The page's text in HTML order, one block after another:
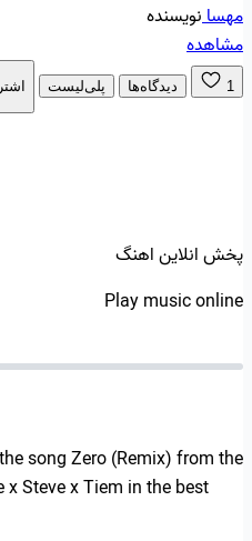
مهسانویسنده
مشاهده
1 دیدگاه‌ها پلی‌لیست
پخش انلاین اهنگ
Play music online
song Zero (Remix) from the
Steve x Tiem in the best